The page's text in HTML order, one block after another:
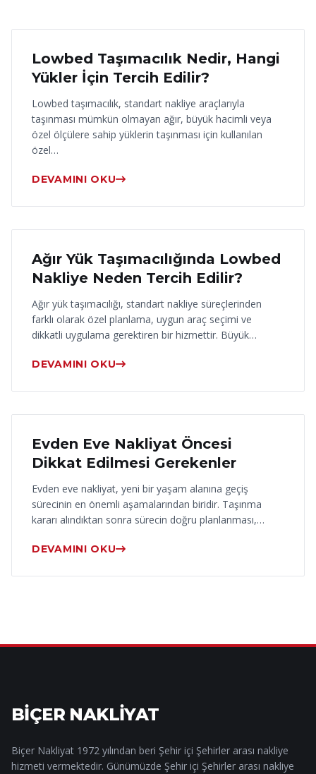
18 Haziran 2026
Lowbed Taşımacılık Nedir, Hangi
Yükler İçin Tercih Edilir?
Lowbed taşımacılık, standart nakliye araçlarıyla
taşınması mümkün olmayan ağır, büyük hacimli veya
özel ölçülere sahip yüklerin taşınması için kullanılan
özel…
DEVAMINI OKU
17 Haziran 2026
Ağır Yük Taşımacılığında Lowbed
Nakliye Neden Tercih Edilir?
Ağır yük taşımacılığı, standart nakliye süreçlerinden
farklı olarak özel planlama, uygun araç seçimi ve
dikkatli uygulama gerektiren bir hizmettir. Büyük…
DEVAMINI OKU
16 Haziran 2026
Evden Eve Nakliyat Öncesi
Dikkat Edilmesi Gerekenler
Evden eve nakliyat, yeni bir yaşam alanına geçiş
sürecinin en önemli aşamalarından biridir. Taşınma
kararı alındıktan sonra sürecin doğru planlanması,…
DEVAMINI OKU
BİÇER NAKLİYAT
Biçer Nakliyat 1972 yılından beri Şehir içi Şehirler arası nakliye
hizmeti vermektedir. Günümüzde Şehir içi Şehirler arası nakliye